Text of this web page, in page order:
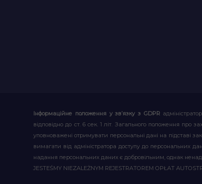
Інформаційне положення у зв’язку з GDPR
відповідно до ст. 6 сек. 1 літ. Загального положення
уповноважені отримувати персональні дані на підставі
вимагати від адміністратора доступу до персональних
надання персональних даних є добровільним, однак
JESTEŚMY NIEZALEŻNYM REJESTRATOREM OPŁAT